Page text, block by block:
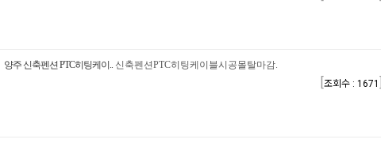
양주 신축펜션 PTC히팅케이.. 신축펜션PTC히팅케이블시공몰탈마감.
조회수 : 1671